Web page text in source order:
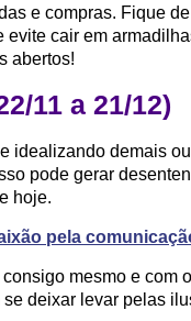
e compras. Fique
evite cair em
abertos!
11 a 21/12)
idealizando demais
pode gerar
hoje.
pela
mesmo e com
deixar levar pelas